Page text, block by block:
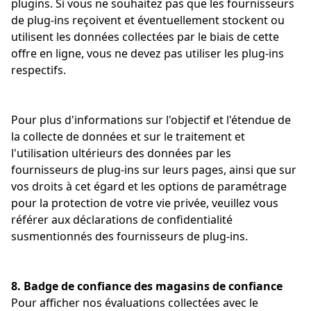
plugins. Si vous ne souhaitez pas que les fournisseurs
de plug-ins reçoivent et éventuellement stockent ou
utilisent les données collectées par le biais de cette
offre en ligne, vous ne devez pas utiliser les plug-ins
respectifs.
Pour plus d'informations sur l'objectif et l'étendue de
la collecte de données et sur le traitement et
l'utilisation ultérieurs des données par les
fournisseurs de plug-ins sur leurs pages, ainsi que sur
vos droits à cet égard et les options de paramétrage
pour la protection de votre vie privée, veuillez vous
référer aux déclarations de confidentialité
susmentionnés des fournisseurs de plug-ins.
8. Badge de confiance des magasins de confiance
Pour afficher nos évaluations collectées avec le